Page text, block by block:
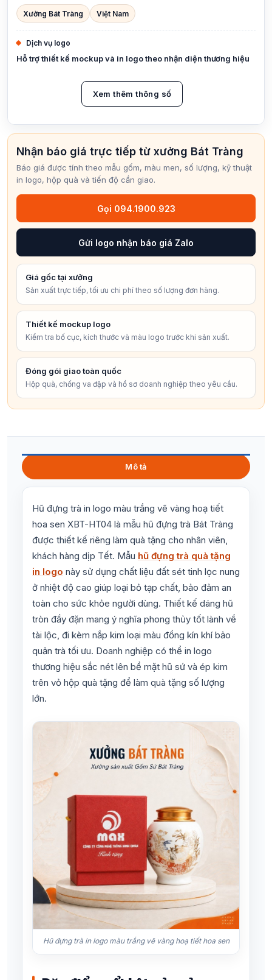
Xưởng Bát Tràng Việt Nam
Dịch vụ logo
Hỗ trợ thiết kế mockup và in logo theo nhận diện thương hiệu
Xem thêm thông số
Nhận báo giá trực tiếp từ xưởng Bát Tràng
Báo giá được tính theo mẫu gốm, màu men, số lượng, kỹ thuật
in logo, hộp quà và tiến độ cần giao.
Gọi 094.1900.923
Gửi logo nhận báo giá Zalo
Giá gốc tại xưởng
Sản xuất trực tiếp, tối ưu chi phí theo số lượng đơn hàng.
Thiết kế mockup logo
Kiểm tra bố cục, kích thước và màu logo trước khi sản xuất.
Đóng gói giao toàn quốc
Hộp quà, chống va đập và hồ sơ doanh nghiệp theo yêu cầu.
Mô tả
Hũ đựng trà in logo màu trắng vẽ vàng hoạ tiết
hoa sen XBT-HT04 là mẫu hũ đựng trà Bát Tràng
được thiết kế riêng làm quà tặng cho nhân viên,
khách hàng dịp Tết. Mẫu hũ đựng trà quà tặng
in logo này sử dụng chất liệu đất sét tinh lọc nung
ở nhiệt độ cao giúp loại bỏ tạp chất, bảo đảm an
toàn cho sức khỏe người dùng. Thiết kế dáng hũ
tròn đầy đặn mang ý nghĩa phong thủy tốt lành về
tài lộc, đi kèm nắp kim loại màu đồng kín khí bảo
quản trà tối ưu. Doanh nghiệp có thể in logo
thương hiệu sắc nét lên bề mặt hũ sứ và ép kim
trên vỏ hộp quà tặng để làm quà tặng số lượng
lớn.
Hũ đựng trà in logo màu trắng vẽ vàng hoạ tiết hoa sen